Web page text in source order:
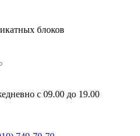
блоков
с 09.00 до 19.00